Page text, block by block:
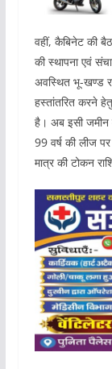
वहीं, कैबिनेट की
की स्थापना एवं
अवस्थित भू-खण्ड
हस्तांतरित करने
है। अब इसी जमीन
99 वर्ष की लीज
मात्र की टोकन